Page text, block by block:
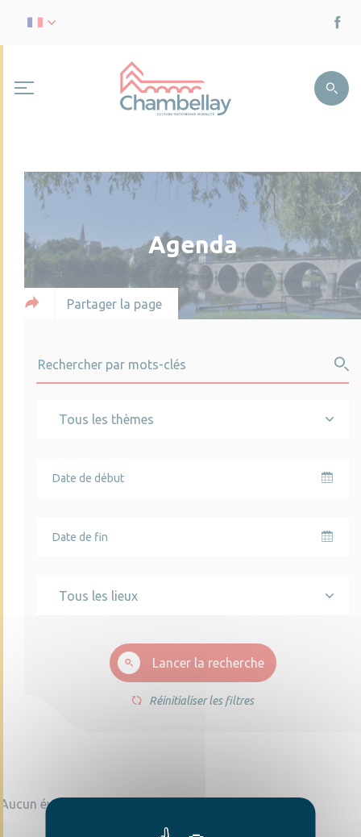
Agenda
Partager la page
Tous les thèmes
Tous les lieux
Lancer la recherche
Réinitialiser les filtres
Aucun événement trouvé